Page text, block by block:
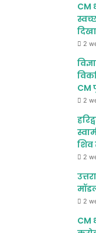
CM
2
CM
2
शिव
2
2
CM